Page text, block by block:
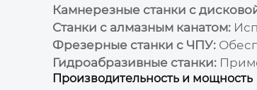
Камнерезные станки с
Станки с алмазным канатом:
Фрезерные станки с ЧПУ:
Гидроабразивные станки:
Производительность и мощность